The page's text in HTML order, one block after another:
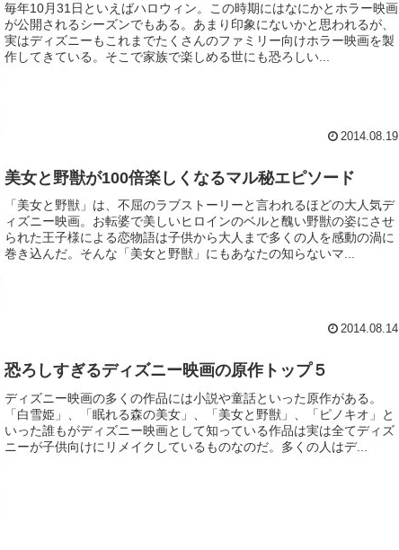
毎年10月31日といえばハロウィン。この時期にはなにかとホラー映画
が公開されるシーズンでもある。あまり印象にないかと思われるが、
実はディズニーもこれまでたくさんのファミリー向けホラー映画を製
作してきている。そこで家族で楽しめる世にも恐ろしい...
2014.08.19
美女と野獣が100倍楽しくなるマル秘エピソード
「美女と野獣」は、不屈のラブストーリーと言われるほどの大人気デ
ィズニー映画。お転婆で美しいヒロインのベルと醜い野獣の姿にさせ
られた王子様による恋物語は子供から大人まで多くの人を感動の渦に
巻き込んだ。そんな「美女と野獣」にもあなたの知らないマ...
2014.08.14
恐ろしすぎるディズニー映画の原作トップ５
ディズニー映画の多くの作品には小説や童話といった原作がある。
「白雪姫」、「眠れる森の美女」、「美女と野獣」、「ピノキオ」と
いった誰もがディズニー映画として知っている作品は実は全てディズ
ニーが子供向けにリメイクしているものなのだ。多くの人はデ...